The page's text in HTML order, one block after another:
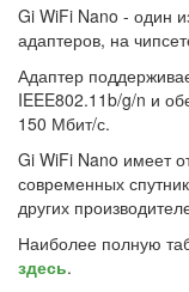
Gi WiFi Nano - один
адаптеров, на
Адаптер
IEEE802.11b/g/n и
150 Мбит/с.
Gi WiFi Nano имеет
современных
других
Наиболее полную
здесь.